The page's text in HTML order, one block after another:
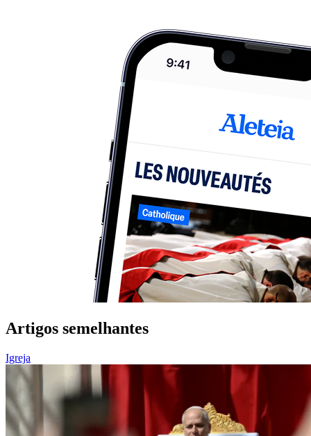
Artigos semelhantes
Igreja